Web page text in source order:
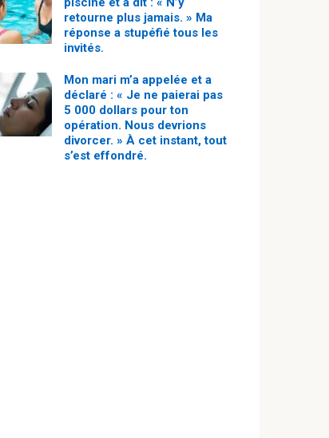
retourne plus jamais. » Ma
réponse a stupéfié tous les
invités.
Mon mari m’a appelée et a
déclaré : « Je ne paierai pas
5 000 dollars pour ton
opération. Nous devrions
divorcer. » À cet instant, tout
s’est effondré.